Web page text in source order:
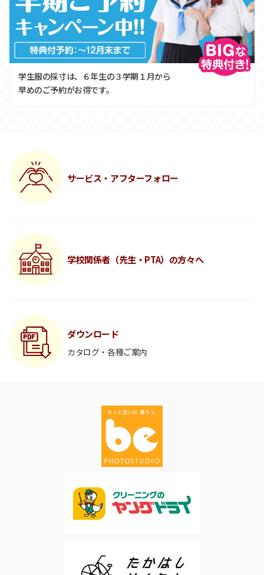
学生服の採寸は、６年生の３学期１月から
早めのご予約がお得です。
サービス・アフターフォロー
学校関係者（先生・PTA）の方々へ
ダウンロード
カタログ・各種ご案内